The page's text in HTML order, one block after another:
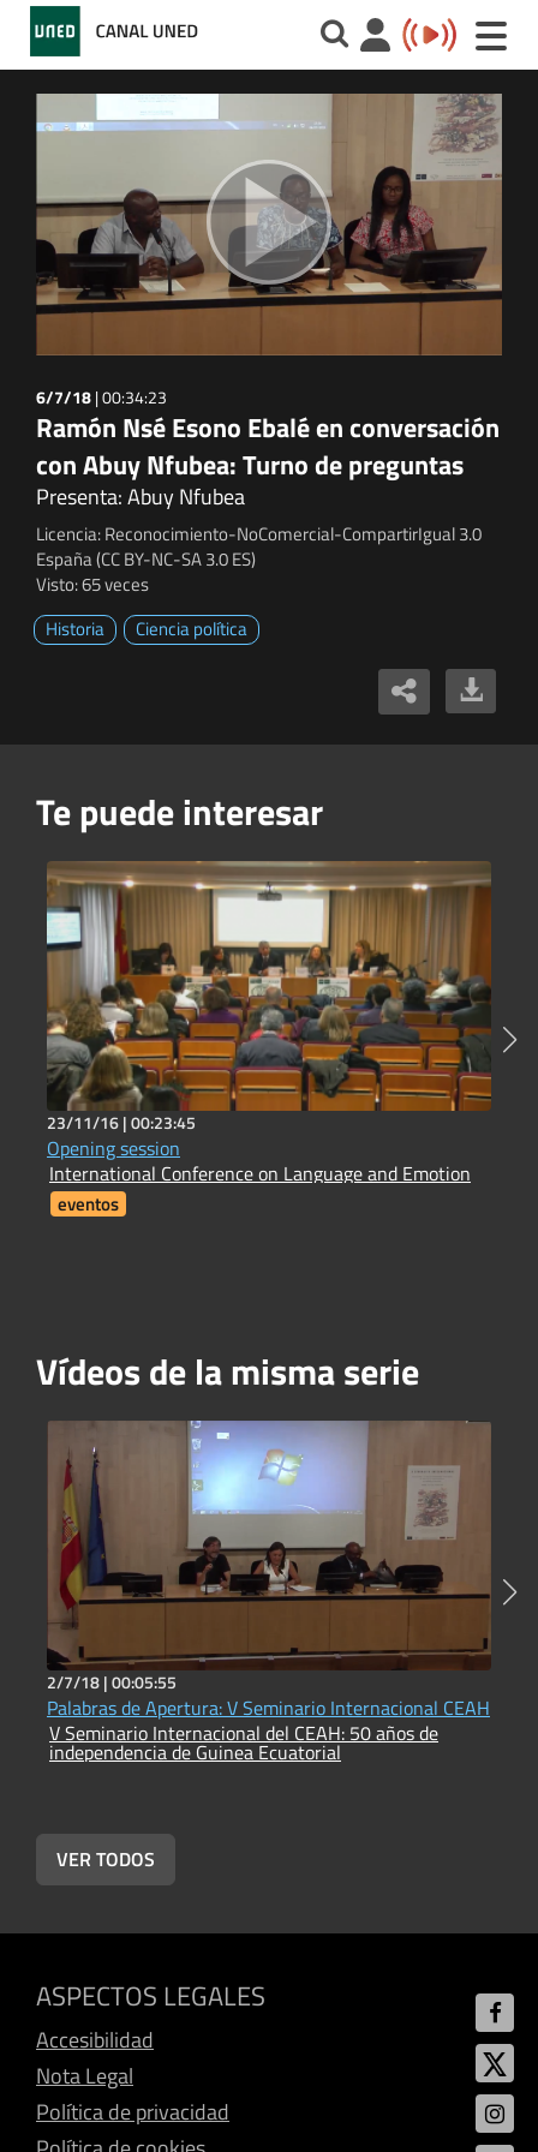
Toggle
6/7/18|00:34:23
Ramón Nsé Esono Ebalé en conversación
con Abuy Nfubea: Turno de preguntas
Presenta: Abuy Nfubea
Licencia: Reconocimiento-NoComercial-CompartirIgual 3.0
España (CC BY-NC-SA 3.0 ES)
Visto: 65 veces
Historia
Ciencia política
Te puede interesar
23/11/16 |00:23:45
Opening session
International Conference on Language and Emotion
eventos
Vídeos de la misma serie
2/7/18 |00:05:55
Palabras de Apertura: V Seminario Internacional CEAH
V Seminario Internacional del CEAH: 50 años de
independencia de Guinea Ecuatorial
VER TODOS
ASPECTOS LEGALES
Accesibilidad
Nota Legal
Política de privacidad